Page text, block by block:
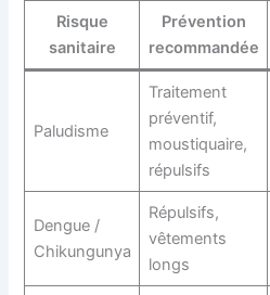
Risque
sanitaire
Prévention
recommandée
Paludisme
Traitement
préventif,
moustiquaire,
répulsifs
Dengue /
Chikungunya
Répulsifs,
vêtements
longs